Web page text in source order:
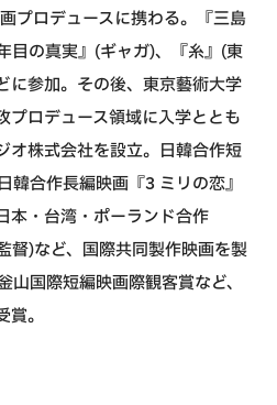
プロデュースに携わる。『三島
目の真実』(ギャガ)、『糸』(東
に参加。その後、東京藝術大学
プロデュース領域に入学ととも
オ株式会社を設立。日韓合作短
韓合作長編映画『3 ミリの恋』
本・台湾・ポーランド合作
督)など、国際共同製作映画を製
国際短編映画際観客賞など、
。